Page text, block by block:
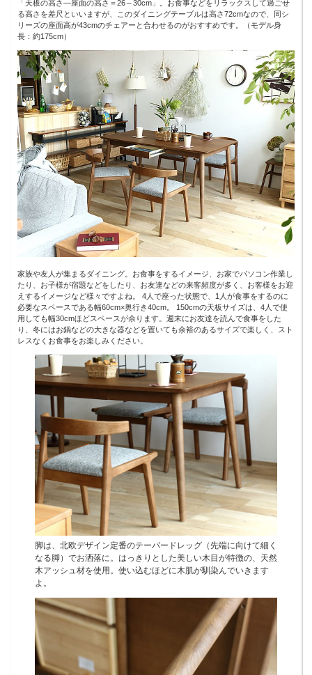
「天板の高さ―座面の高さ＝26～30cm」。お食事などをリラックスして過ごせ
る高さを差尺といいますが、このダイニングテーブルは高さ72cmなので、同シ
リーズの座面高が43cmのチェアーと合わせるのがおすすめです。（モデル身
長：約175cm）
家族や友人が集まるダイニング。お食事をするイメージ、お家でパソコン作業し
たり、お子様が宿題などをしたり、お友達などの来客頻度が多く、お客様をお迎
えするイメージなど様々ですよね。 4人で座った状態で、1人が食事をするのに
必要なスペースである幅60cm×奥行き40cm。 150cmの天板サイズは、4人で使
用しても幅30cmほどスペースが余ります。週末にお友達を読んで食事をした
り、冬にはお鍋などの大きな器などを置いても余裕のあるサイズで楽しく、スト
レスなくお食事をお楽しみください。
脚は、北欧デザイン定番のテーパードレッグ（先端に向けて細く
なる脚）でお洒落に。はっきりとした美しい木目が特徴の、天然
木アッシュ材を使用。使い込むほどに木肌が馴染んでいきます
よ。